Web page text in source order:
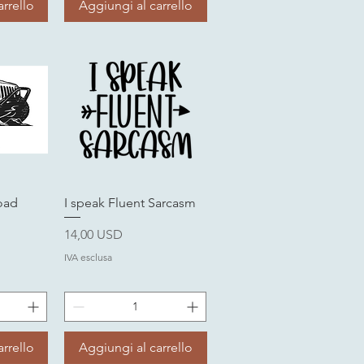
Aggiungi al carrello
Vista rapida
I speak Fluent Sarcasm
Prezzo
14,00 USD
IVA esclusa
Aggiungi al carrello